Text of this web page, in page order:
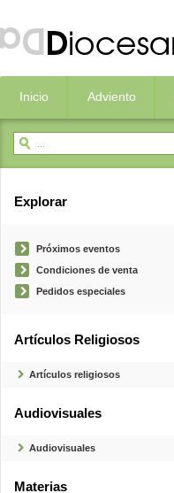
Inicio Adviento
Explorar
Próximos eventos
Condiciones de venta
Pedidos especiales
Artículos Religiosos
Artículos religiosos
Audiovisuales
Audiovisuales
Materias